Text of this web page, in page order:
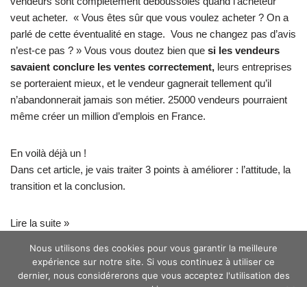
veut acheter. « Vous êtes sûr que vous voulez acheter ? On a
parlé de cette éventualité en stage. Vous ne changez pas d’avis
n’est-ce pas ? » Vous vous doutez bien que si les vendeurs
savaient conclure les ventes correctement, leurs entreprises
se porteraient mieux, et le vendeur gagnerait tellement qu’il
n’abandonnerait jamais son métier. 25000 vendeurs pourraient
même créer un million d’emplois en France.
En voilà déjà un !
Dans cet article, je vais traiter 3 points à améliorer : l’attitude, la
transition et la conclusion.
Lire la suite »
Nous utilisons des cookies pour vous garantir la meilleure
expérience sur notre site. Si vous continuez à utiliser ce
dernier, nous considérerons que vous acceptez l'utilisation des